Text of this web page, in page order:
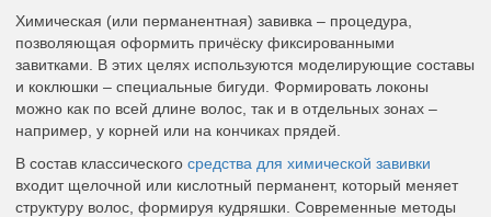
Химическая (или перманентная) завивка – процедура,
позволяющая оформить причёску фиксированными
завитками. В этих целях используются моделирующие составы
и коклюшки – специальные бигуди. Формировать локоны
можно как по всей длине волос, так и в отдельных зонах –
например, у корней или на кончиках прядей.
В состав классического средства для химической завивки
входит щелочной или кислотный перманент, который меняет
структуру волос, формируя кудряшки. Современные методы